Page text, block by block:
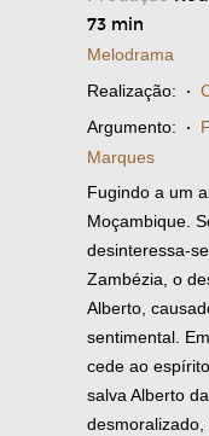
73 min
Melodrama
Realização: ·
Argumento: ·
Marques
Fugindo a um
Moçambique.
desinteressa-
Zambézia, o
Alberto,
sentimental.
cede ao
salva Alberto